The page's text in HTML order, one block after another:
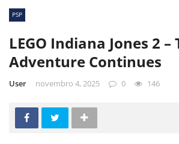
PSP
LEGO Indiana Jones 2 –
Adventure Continues
User novembro 4, 2025 0 146